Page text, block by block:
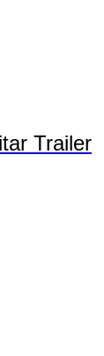
Trailer